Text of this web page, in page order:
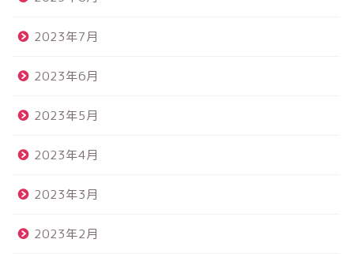
2023年7月
2023年6月
2023年5月
2023年4月
2023年3月
2023年2月